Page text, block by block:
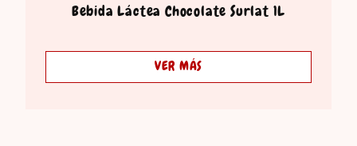
Bebida Láctea Chocolate Surlat 1L
VER MÁS